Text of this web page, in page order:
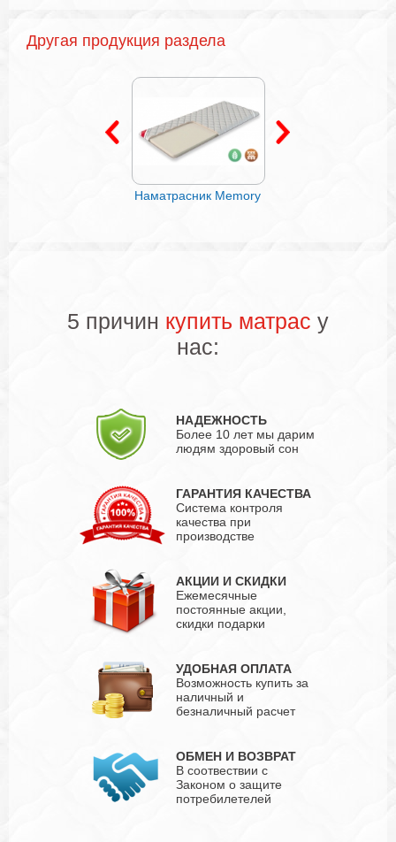
Другая продукция раздела
Наматрасник Memory
5 причин купить матрас у
нас:
НАДЕЖНОСТЬ
Более 10 лет мы дарим
людям здоровый сон
ГАРАНТИЯ КАЧЕСТВА
Система контроля
качества при
производстве
АКЦИИ И СКИДКИ
Ежемесячные
постоянные акции,
скидки подарки
УДОБНАЯ ОПЛАТА
Возможность купить за
наличный и
безналичный расчет
ОБМЕН И ВОЗВРАТ
В соотвествии с
Законом о защите
потребилетелей